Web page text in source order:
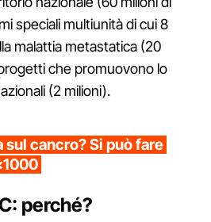
speciali multiunità di cui 8
malattia metastatica (20
che promuovono lo
(2 milioni).
cancro? Si può fare
perché?